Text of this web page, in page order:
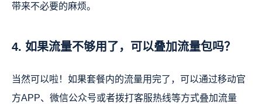
带来不必要的麻烦。
4. 如果流量不够用了，可以叠加流量包吗？
当然可以啦！如果套餐内的流量用完了，可以通过移动官
方APP、微信公众号或者拨打客服热线等方式叠加流量